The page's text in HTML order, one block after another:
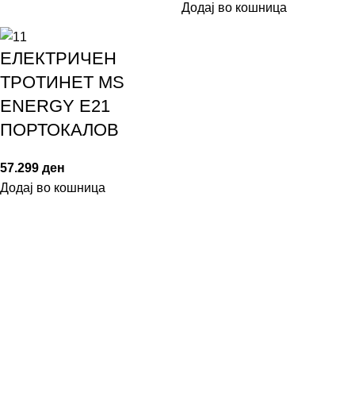
Додај во кошница
ЕЛЕКТРИЧЕН
ТРОТИНЕТ MS
ENERGY E21
ПОРТОКАЛОВ
57.299 ден
Додај во кошница